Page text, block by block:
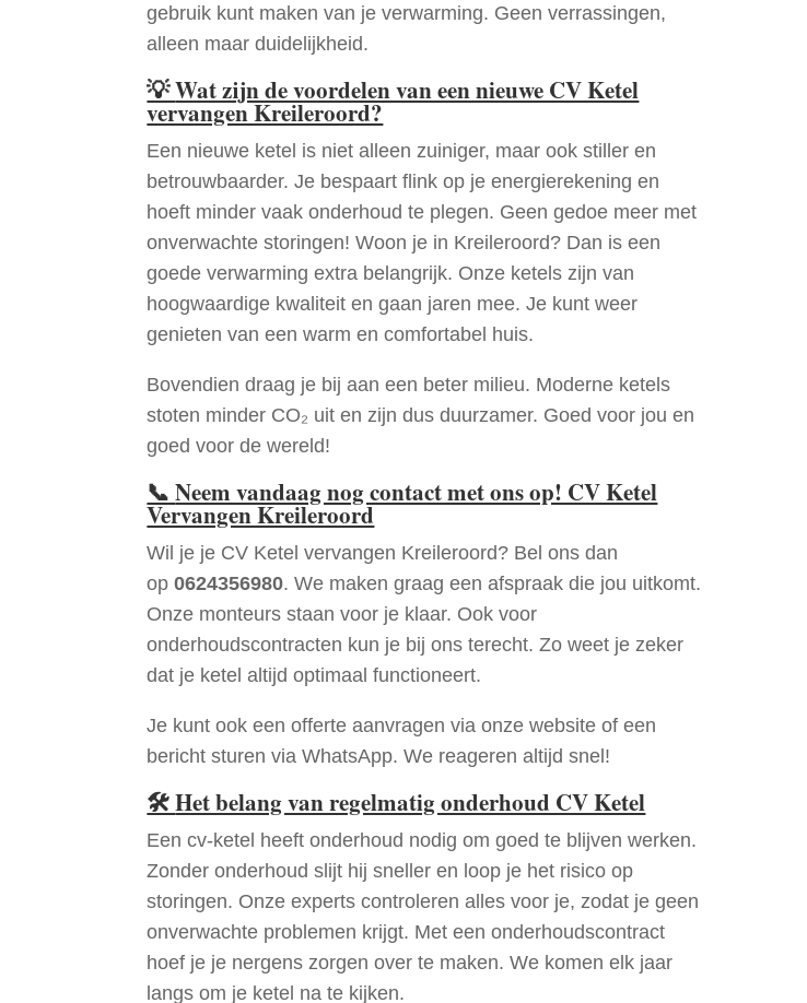
gebruik kunt maken van je verwarming. Geen verrassingen,
alleen maar duidelijkheid.
💡Wat zijn de voordelen van een nieuwe CV Ketel
vervangen Kreileroord?
Een nieuwe ketel is niet alleen zuiniger, maar ook stiller en
betrouwbaarder. Je bespaart flink op je energierekening en
hoeft minder vaak onderhoud te plegen. Geen gedoe meer met
onverwachte storingen! Woon je in Kreileroord? Dan is een
goede verwarming extra belangrijk. Onze ketels zijn van
hoogwaardige kwaliteit en gaan jaren mee. Je kunt weer
genieten van een warm en comfortabel huis.
Bovendien draag je bij aan een beter milieu. Moderne ketels
stoten minder CO₂ uit en zijn dus duurzamer. Goed voor jou en
goed voor de wereld!
📞Neem vandaag nog contact met ons op! CV Ketel
Vervangen Kreileroord
Wil je je CV Ketel vervangen Kreileroord? Bel ons dan
op0624356980. We maken graag een afspraak die jou uitkomt.
Onze monteurs staan voor je klaar. Ook voor
onderhoudscontracten kun je bij ons terecht. Zo weet je zeker
dat je ketel altijd optimaal functioneert.
Je kunt ook een offerte aanvragen via onze website of een
bericht sturen via WhatsApp. We reageren altijd snel!
🛠Het belang van regelmatig onderhoud CV Ketel
Een cv-ketel heeft onderhoud nodig om goed te blijven werken.
Zonder onderhoud slijt hij sneller en loop je het risico op
storingen. Onze experts controleren alles voor je, zodat je geen
onverwachte problemen krijgt. Met een onderhoudscontract
hoef je je nergens zorgen over te maken. We komen elk jaar
langs om je ketel na te kijken.